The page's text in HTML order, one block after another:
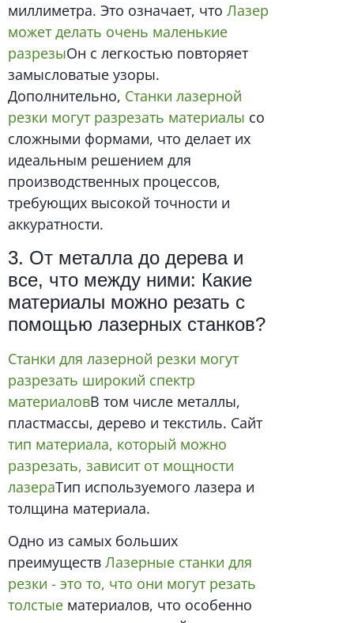
миллиметра. Это означает, что Лазер
может делать очень маленькие
разрезыОн с легкостью повторяет
замысловатые узоры.
Дополнительно, Станки лазерной
резки могут разрезать материалы со
сложными формами, что делает их
идеальным решением для
производственных процессов,
требующих высокой точности и
аккуратности.
3. От металла до дерева и
все, что между ними: Какие
материалы можно резать с
помощью лазерных станков?
Станки для лазерной резки могут
разрезать широкий спектр
материаловВ том числе металлы,
пластмассы, дерево и текстиль. Сайт
тип материала, который можно
разрезать, зависит от мощности
лазераТип используемого лазера и
толщина материала.
Одно из самых больших
преимуществ Лазерные станки для
резки - это то, что они могут резать
толстые материалов, что особенно